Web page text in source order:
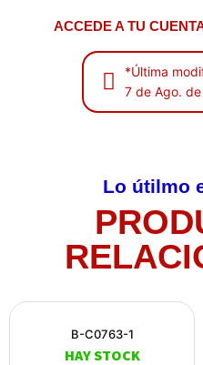
ACCEDE A TU
*Última
7 de Ago.
Lo útilmo
B-C0763-1
HAY STOCK